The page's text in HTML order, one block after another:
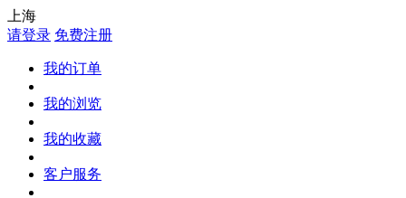
上海
请登录 免费注册
我的订单
我的浏览
我的收藏
客户服务